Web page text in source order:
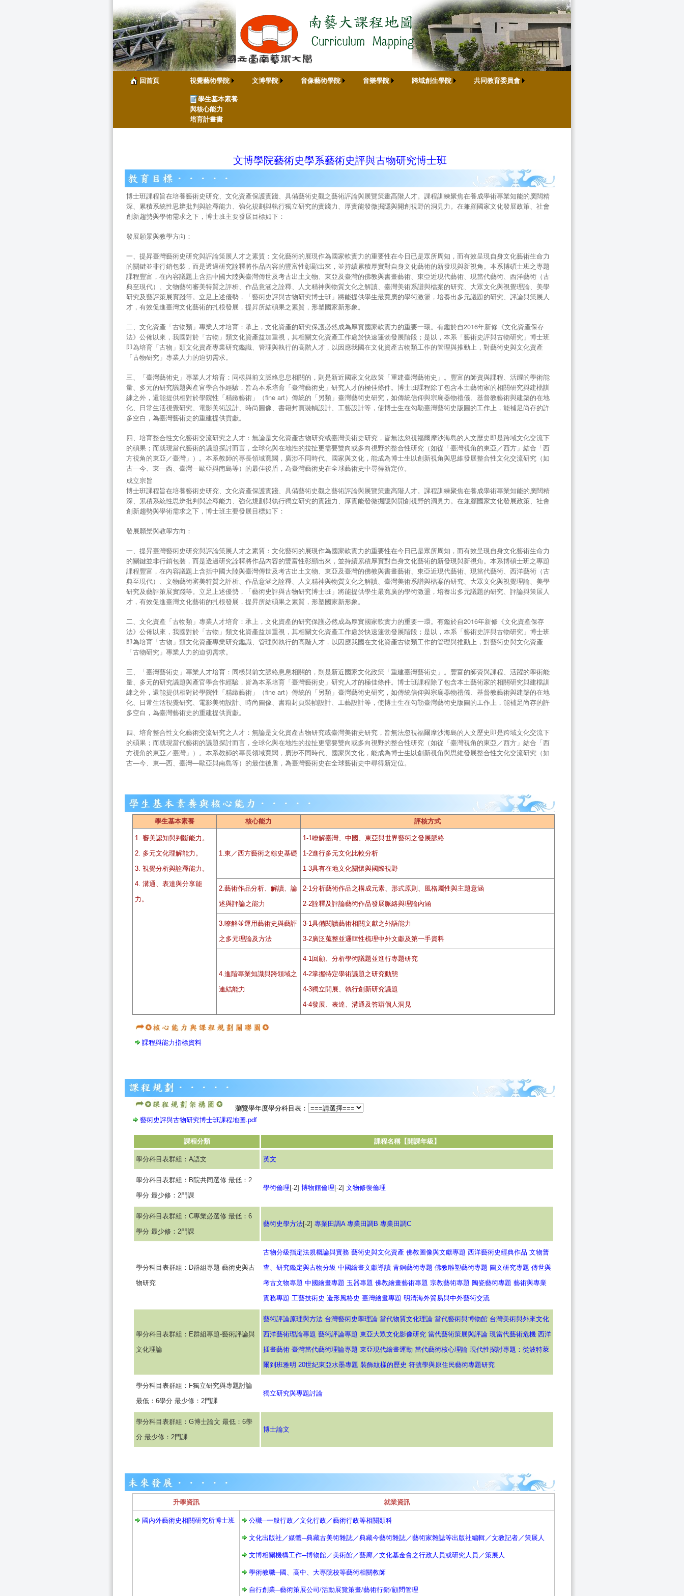
回首頁 視覺藝術學院 文博學院 音像藝術學院 音樂學院 跨域創生學院
共同教育委員會
學生基本素養
與核心能力
培育計畫書
文博學院藝術史學系藝術史評與古物研究博士班
博士班課程旨在培養藝術史研究、文化資產保護實踐、具備藝術史觀之藝術評論與展覽策畫高階人才。課程訓練聚焦在養成學術專業知能的廣闊精
深、累積系統性思辨批判與詮釋能力、強化規劃與執行獨立研究的實踐力、厚實能發微掘隱與開創視野的洞見力。在兼顧國家文化發展政策、社會
創新趨勢與學術需求之下，博士班主要發展目標如下：
發展願景與教學方向：
一、提昇臺灣藝術史研究與評論策展人才之素質：文化藝術的展現作為國家軟實力的重要性在今日已是眾所周知，而有效呈現自身文化藝術生命力
的關鍵並非行銷包裝，而是透過研究詮釋將作品內容的豐富性彰顯出來，並持續累積厚實對自身文化藝術的新發現與新視角。本系博碩士班之專題
課程豐富，在內容議題上含括中國大陸與臺灣傳世及考古出土文物、東亞及臺灣的佛教與書畫藝術、東亞近現代藝術、現當代藝術、西洋藝術（古
典至現代）、文物藝術審美特質之評析、作品意涵之詮釋、人文精神與物質文化之解讀、臺灣美術系譜與檔案的研究、大眾文化與視覺理論、美學
研究及藝評策展實踐等。立足上述優勢，「藝術史評與古物研究博士班」將能提供學生最寬廣的學術激盪，培養出多元議題的研究、評論與策展人
才，有效促進臺灣文化藝術的扎根發展，提昇所結碩果之素質，形塑國家新形象。
二、文化資產「古物類」專業人才培育：承上，文化資產的研究保護必然成為厚實國家軟實力的重要一環。有鑑於自2016年新修《文化資產保存
法》公佈以來，我國對於「古物」類文化資產益加重視，其相關文化資產工作處於快速蓬勃發展階段；是以，本系「藝術史評與古物研究」博士班
即為培育「古物」類文化資產專業研究鑑識、管理與執行的高階人才，以因應我國在文化資產古物類工作的管理與推動上，對藝術史與文化資產
「古物研究」專業人力的迫切需求。
三、「臺灣藝術史」專業人才培育：同樣與前文脈絡息息相關的，則是新近國家文化政策「重建臺灣藝術史」。豐富的師資與課程、活躍的學術能
量、多元的研究議題與產官學合作經驗，皆為本系培育「臺灣藝術史」研究人才的極佳條件。博士班課程除了包含本土藝術家的相關研究與建檔訓
練之外，還能提供相對於學院性「精緻藝術」（fine art）傳統的「另類」臺灣藝術史研究，如傳統信仰與宗廟器物禮儀、基督教藝術與建築的在地
化、日常生活視覺研究、電影美術設計、時尚圖像、書籍封頁裝幀設計、工藝設計等，使博士生在勾勒臺灣藝術史版圖的工作上，能補足尚存的許
多空白，為臺灣藝術史的重建提供貢獻。
四、培育整合性文化藝術交流研究之人才：無論是文化資產古物研究或臺灣美術史研究，皆無法忽視福爾摩沙海島的人文歷史即是跨域文化交流下
的碩果；而就現當代藝術的議題探討而言，全球化與在地性的拉扯更需要雙向或多向視野的整合性研究（如從「臺灣視角的東亞／西方」結合「西
方視角的東亞／臺灣」）。本系教師的專長領域寬闊，廣涉不同時代、國家與文化，能成為博士生以創新視角與思維發展整合性文化交流研究（如
古—今、東—西、臺灣—歐亞與南島等）的最佳後盾，為臺灣藝術史在全球藝術史中尋得新定位。
成立宗旨
博士班課程旨在培養藝術史研究、文化資產保護實踐、具備藝術史觀之藝術評論與展覽策畫高階人才。課程訓練聚焦在養成學術專業知能的廣闊精
深、累積系統性思辨批判與詮釋能力、強化規劃與執行獨立研究的實踐力、厚實能發微掘隱與開創視野的洞見力。在兼顧國家文化發展政策、社會
創新趨勢與學術需求之下，博士班主要發展目標如下：
發展願景與教學方向：
一、提昇臺灣藝術史研究與評論策展人才之素質：文化藝術的展現作為國家軟實力的重要性在今日已是眾所周知，而有效呈現自身文化藝術生命力
的關鍵並非行銷包裝，而是透過研究詮釋將作品內容的豐富性彰顯出來，並持續累積厚實對自身文化藝術的新發現與新視角。本系博碩士班之專題
課程豐富，在內容議題上含括中國大陸與臺灣傳世及考古出土文物、東亞及臺灣的佛教與書畫藝術、東亞近現代藝術、現當代藝術、西洋藝術（古
典至現代）、文物藝術審美特質之評析、作品意涵之詮釋、人文精神與物質文化之解讀、臺灣美術系譜與檔案的研究、大眾文化與視覺理論、美學
研究及藝評策展實踐等。立足上述優勢，「藝術史評與古物研究博士班」將能提供學生最寬廣的學術激盪，培養出多元議題的研究、評論與策展人
才，有效促進臺灣文化藝術的扎根發展，提昇所結碩果之素質，形塑國家新形象。
二、文化資產「古物類」專業人才培育：承上，文化資產的研究保護必然成為厚實國家軟實力的重要一環。有鑑於自2016年新修《文化資產保存
法》公佈以來，我國對於「古物」類文化資產益加重視，其相關文化資產工作處於快速蓬勃發展階段；是以，本系「藝術史評與古物研究」博士班
即為培育「古物」類文化資產專業研究鑑識、管理與執行的高階人才，以因應我國在文化資產古物類工作的管理與推動上，對藝術史與文化資產
「古物研究」專業人力的迫切需求。
三、「臺灣藝術史」專業人才培育：同樣與前文脈絡息息相關的，則是新近國家文化政策「重建臺灣藝術史」。豐富的師資與課程、活躍的學術能
量、多元的研究議題與產官學合作經驗，皆為本系培育「臺灣藝術史」研究人才的極佳條件。博士班課程除了包含本土藝術家的相關研究與建檔訓
練之外，還能提供相對於學院性「精緻藝術」（fine art）傳統的「另類」臺灣藝術史研究，如傳統信仰與宗廟器物禮儀、基督教藝術與建築的在地
化、日常生活視覺研究、電影美術設計、時尚圖像、書籍封頁裝幀設計、工藝設計等，使博士生在勾勒臺灣藝術史版圖的工作上，能補足尚存的許
多空白，為臺灣藝術史的重建提供貢獻。
四、培育整合性文化藝術交流研究之人才：無論是文化資產古物研究或臺灣美術史研究，皆無法忽視福爾摩沙海島的人文歷史即是跨域文化交流下
的碩果；而就現當代藝術的議題探討而言，全球化與在地性的拉扯更需要雙向或多向視野的整合性研究（如從「臺灣視角的東亞／西方」結合「西
方視角的東亞／臺灣」）。本系教師的專長領域寬闊，廣涉不同時代、國家與文化，能成為博士生以創新視角與思維發展整合性文化交流研究（如
古—今、東—西、臺灣—歐亞與南島等）的最佳後盾，為臺灣藝術史在全球藝術史中尋得新定位。
學生基本素養 核心能力 評核方式
1. 審美認知與判斷能力。
2. 多元文化理解能力。
3. 視覺分析與詮釋能力。
4. 溝通、表達與分享能
力。
1.東／西方藝術之綜史基礎
1-1瞭解臺灣、中國、東亞與世界藝術之發展脈絡
1-2進行多元文化比較分析
1-3具有在地文化關懷與國際視野
2.藝術作品分析、解讀、論
述與評論之能力
2-1分析藝術作品之構成元素、形式原則、風格屬性與主題意涵
2-2詮釋及評論藝術作品發展脈絡與理論內涵
3.暸解並運用藝術史與藝評
之多元理論及方法
3-1具備閱讀藝術相關文獻之外語能力
3-2廣泛蒐整並邏輯性梳理中外文獻及第一手資料
4.進階專業知識與跨領域之
連結能力
4-1回顧、分析學術議題並進行專題研究
4-2掌握特定學術議題之研究動態
4-3獨立開展、執行創新研究議題
4-4發展、表達、溝通及答辯個人洞見
課程與能力指標資料
瀏覽學年度學分科目表：
藝術史評與古物研究博士班課程地圖.pdf
課程分類 課程名稱【開課年級】
學分科目表群組：A語文 英文
學分科目表群組：B院共同選修 最低：2
學分 最少修：2門課
學術倫理 [-2] 博物館倫理 [-2] 文物修復倫理
學分科目表群組：C專業必選修 最低：6
學分 最少修：2門課
藝術史學方法[-2] 專業田調A 專業田調B 專業田調C
學分科目表群組：D群組專題-藝術史與古
物研究
古物分級指定法規概論與實務 藝術史與文化資產 佛教圖像與文獻專題 西洋藝術史經典作品 文物普
查、研究鑑定與古物分級 中國繪畫文獻導讀 青銅藝術專題 佛教雕塑藝術專題 圖文研究專題 傳世與
考古文物專題 中國繪畫專題 玉器專題 佛教繪畫藝術專題 宗教藝術專題 陶瓷藝術專題 藝術與專業
實務專題 工藝技術史 造形風格史 臺灣繪畫專題 明清海外貿易與中外藝術交流
學分科目表群組：E群組專題-藝術評論與
文化理論
藝術評論原理與方法 台灣藝術史學理論 當代物質文化理論 當代藝術與博物館 台灣美術與外來文化
西洋藝術理論專題 藝術評論專題 東亞大眾文化影像研究 當代藝術策展與評論 現當代藝術危機 西洋
插畫藝術 臺灣當代藝術理論專題 東亞現代繪畫運動 當代藝術核心理論 現代性探討專題：從波特萊
爾到班雅明 20世紀東亞水墨專題 裝飾紋樣的歷史 符號學與原住民藝術專題研究
學分科目表群組：F獨立研究與專題討論
最低：6學分 最少修：2門課
獨立研究與專題討論
學分科目表群組：G博士論文 最低：6學
分 最少修：2門課
博士論文
升學資訊
就業資訊
國內外藝術史相關研究所博士班
公職─一般行政／文化行政／藝術行政等相關類科
文化出版社／媒體─典藏古美術雜誌／典藏今藝術雜誌／藝術家雜誌等出版社編輯／文教記者／策展人
文博相關機構工作─博物館／美術館／藝廊／文化基金會之行政人員或研究人員／策展人
學術教職─國、高中、大專院校等藝術相關教師
自行創業─藝術策展公司/活動展覽策畫/藝術行銷/顧問管理